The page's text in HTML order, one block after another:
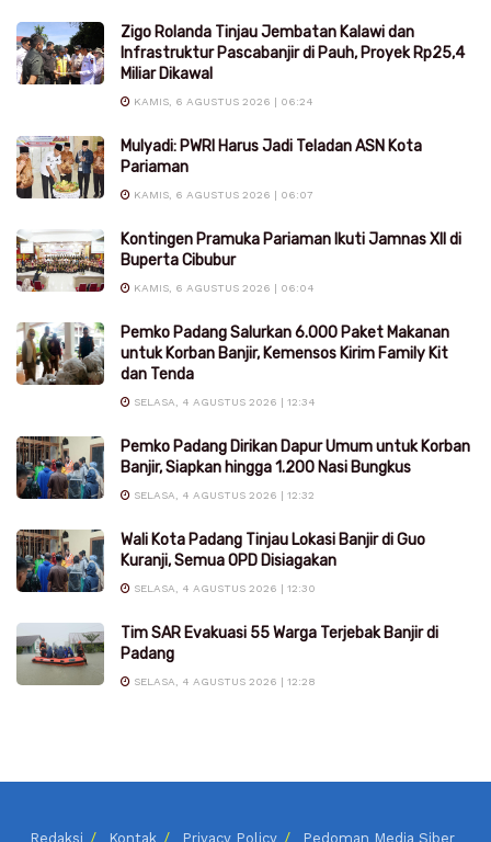
Zigo Rolanda Tinjau Jembatan Kalawi dan
Infrastruktur Pascabanjir di Pauh, Proyek Rp25,4
Miliar Dikawal
KAMIS, 6 AGUSTUS 2026 | 06:24
Mulyadi: PWRI Harus Jadi Teladan ASN Kota
Pariaman
KAMIS, 6 AGUSTUS 2026 | 06:07
Kontingen Pramuka Pariaman Ikuti Jamnas XII di
Buperta Cibubur
KAMIS, 6 AGUSTUS 2026 | 06:04
Pemko Padang Salurkan 6.000 Paket Makanan
untuk Korban Banjir, Kemensos Kirim Family Kit
dan Tenda
SELASA, 4 AGUSTUS 2026 | 12:34
Pemko Padang Dirikan Dapur Umum untuk Korban
Banjir, Siapkan hingga 1.200 Nasi Bungkus
SELASA, 4 AGUSTUS 2026 | 12:32
Wali Kota Padang Tinjau Lokasi Banjir di Guo
Kuranji, Semua OPD Disiagakan
SELASA, 4 AGUSTUS 2026 | 12:30
Tim SAR Evakuasi 55 Warga Terjebak Banjir di
Padang
SELASA, 4 AGUSTUS 2026 | 12:28
Redaksi Kontak Privacy Policy Pedoman Media Siber